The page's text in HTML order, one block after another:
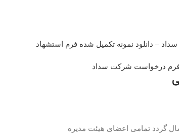
سداد – دانلود نمونه تکمیل شده فرم استشهاد
فرم درخواست شرکت سداد
گردد تمامی اعضای هیئت مدیره